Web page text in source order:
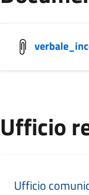
Ufficio
Ufficio